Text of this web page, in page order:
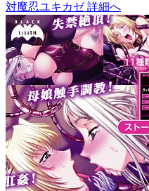
対魔忍ユキカゼ 詳細へ